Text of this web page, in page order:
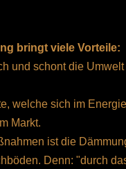
bringt viele Vorteile:
und schont die
welche sich im
Markt.
ist die
Denn: "durch